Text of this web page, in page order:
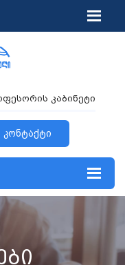
კაბინეტი
კონტაქტი